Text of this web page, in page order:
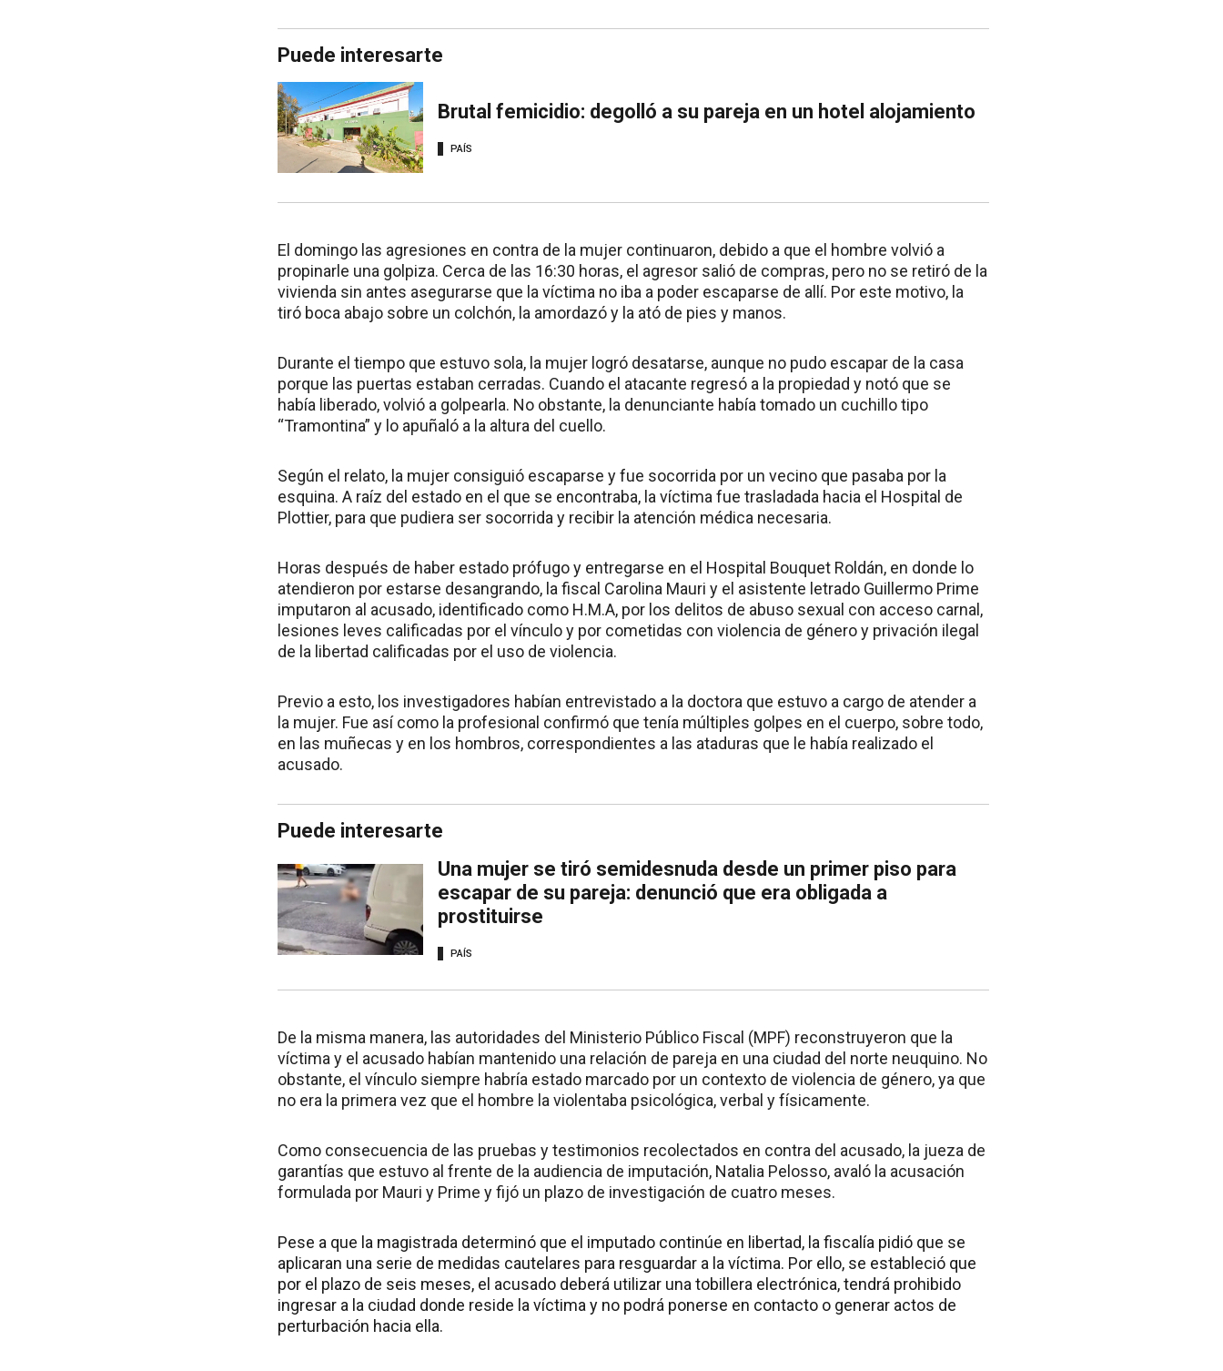
Puede interesarte
Brutal femicidio: degolló a su pareja en un hotel alojamiento
PAÍS
El domingo las agresiones en contra de la mujer continuaron, debido a que el hombre volvió a
propinarle una golpiza. Cerca de las 16:30 horas, el agresor salió de compras, pero no se retiró de la
vivienda sin antes asegurarse que la víctima no iba a poder escaparse de allí. Por este motivo, la
tiró boca abajo sobre un colchón, la amordazó y la ató de pies y manos.
Durante el tiempo que estuvo sola, la mujer logró desatarse, aunque no pudo escapar de la casa
porque las puertas estaban cerradas. Cuando el atacante regresó a la propiedad y notó que se
había liberado, volvió a golpearla. No obstante, la denunciante había tomado un cuchillo tipo
“Tramontina” y lo apuñaló a la altura del cuello.
Según el relato, la mujer consiguió escaparse y fue socorrida por un vecino que pasaba por la
esquina. A raíz del estado en el que se encontraba, la víctima fue trasladada hacia el Hospital de
Plottier, para que pudiera ser socorrida y recibir la atención médica necesaria.
Horas después de haber estado prófugo y entregarse en el Hospital Bouquet Roldán, en donde lo
atendieron por estarse desangrando, la fiscal Carolina Mauri y el asistente letrado Guillermo Prime
imputaron al acusado, identificado como H.M.A, por los delitos de abuso sexual con acceso carnal,
lesiones leves calificadas por el vínculo y por cometidas con violencia de género y privación ilegal
de la libertad calificadas por el uso de violencia.
Previo a esto, los investigadores habían entrevistado a la doctora que estuvo a cargo de atender a
la mujer. Fue así como la profesional confirmó que tenía múltiples golpes en el cuerpo, sobre todo,
en las muñecas y en los hombros, correspondientes a las ataduras que le había realizado el
acusado.
Puede interesarte
Una mujer se tiró semidesnuda desde un primer piso para
escapar de su pareja: denunció que era obligada a
prostituirse
PAÍS
De la misma manera, las autoridades del Ministerio Público Fiscal (MPF) reconstruyeron que la
víctima y el acusado habían mantenido una relación de pareja en una ciudad del norte neuquino. No
obstante, el vínculo siempre habría estado marcado por un contexto de violencia de género, ya que
no era la primera vez que el hombre la violentaba psicológica, verbal y físicamente.
Como consecuencia de las pruebas y testimonios recolectados en contra del acusado, la jueza de
garantías que estuvo al frente de la audiencia de imputación, Natalia Pelosso, avaló la acusación
formulada por Mauri y Prime y fijó un plazo de investigación de cuatro meses.
Pese a que la magistrada determinó que el imputado continúe en libertad, la fiscalía pidió que se
aplicaran una serie de medidas cautelares para resguardar a la víctima. Por ello, se estableció que
por el plazo de seis meses, el acusado deberá utilizar una tobillera electrónica, tendrá prohibido
ingresar a la ciudad donde reside la víctima y no podrá ponerse en contacto o generar actos de
perturbación hacia ella.